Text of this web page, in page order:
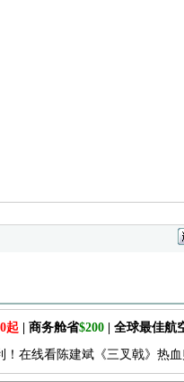
起 | 商务舱省$200| 全球最佳航
！在线看陈建斌《三叉戟》热